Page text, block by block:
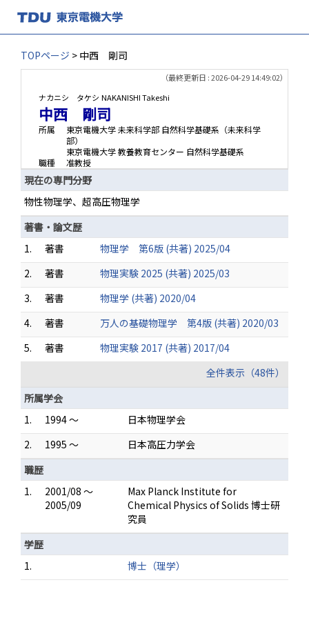
TOPページ > 中西 剛司
（最終更新日 : 2026-04-29 14:49:02）
ナカニシ タケシ NAKANISHI Takeshi
中西 剛司
所属
東京電機大学 未来科学部 自然科学基礎系（未来科学
部）
東京電機大学 教養教育センター 自然科学基礎系
職種
准教授
現在の専門分野
物性物理学、超高圧物理学
著書・論文歴
1.
著書
物理学 第6版 (共著) 2025/04
2.
著書
物理実験 2025 (共著) 2025/03
3.
著書
物理学 (共著) 2020/04
4.
著書
万人の基礎物理学 第4版 (共著) 2020/03
5.
著書
物理実験 2017 (共著) 2017/04
全件表示（48件）
所属学会
1.
1994 ～
日本物理学会
2.
1995 ～
日本高圧力学会
職歴
1.
2001/08 ～
2005/09
Max Planck Institute for
Chemical Physics of Solids 博士研
究員
学歴
1.
博士（理学）